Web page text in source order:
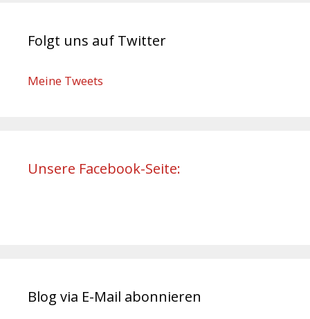
Folgt uns auf Twitter
Meine Tweets
Unsere Facebook-Seite:
Blog via E-Mail abonnieren